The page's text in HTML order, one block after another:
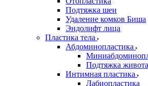
Подтяжка шеи
Удаление комков Биша
Эндолифт лица
Пластика тела
Абдоминопластика
Подтяжка
Интимная пластика
Лабиопластика